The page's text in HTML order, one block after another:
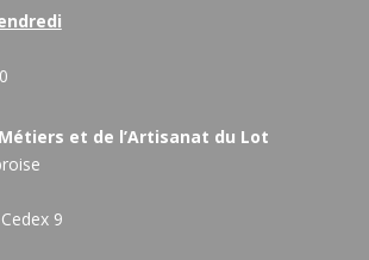
et de l’Artisanat du Lot
9